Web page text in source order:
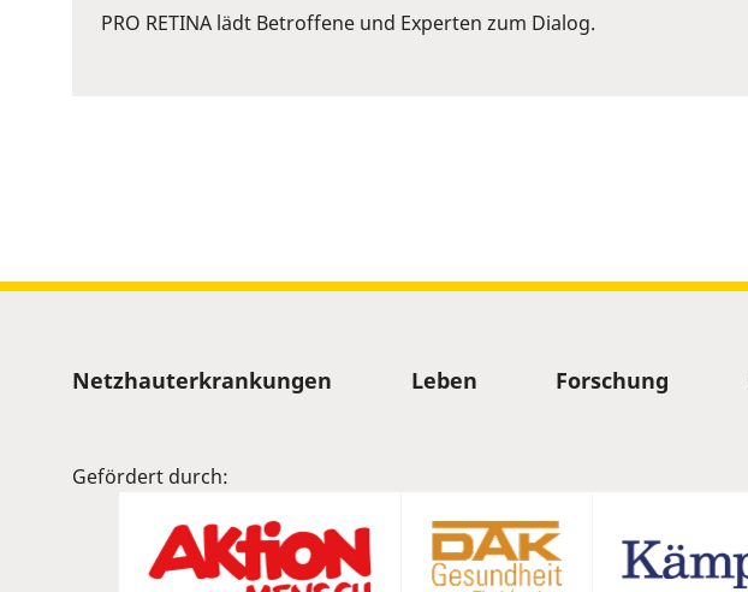
or
PRO RETINA lädt Betroffene und Experten zum Dialog.
Sitemap
Netzhauterkrankungen Leben Forschung
Gefördert durch: